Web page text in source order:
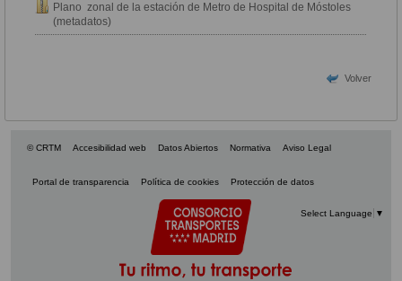
Plano zonal de la estación de Metro de Hospital de Móstoles
(metadatos)
Volver
© CRTM Accesibilidad web Datos Abiertos Normativa Aviso Legal
Portal de transparencia Política de cookies Protección de datos
Select Language ▼